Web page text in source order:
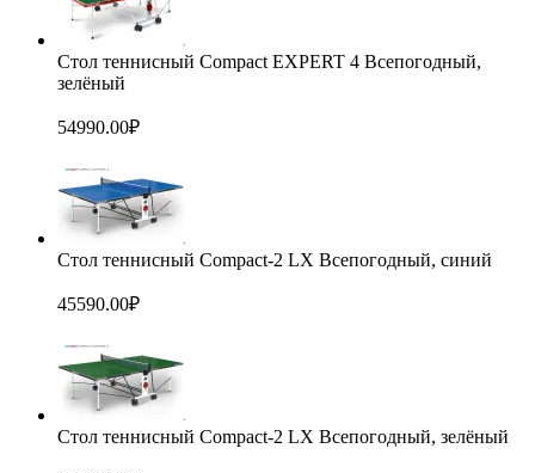
Стол теннисный Compact EXPERT 4 Всепогодный,
зелёный
54990.00₽
Стол теннисный Compact-2 LX Всепогодный, синий
45590.00₽
Стол теннисный Compact-2 LX Всепогодный, зелёный